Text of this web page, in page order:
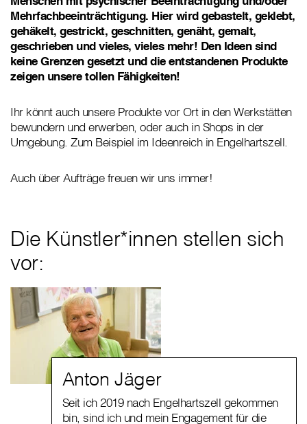
Mehrfachbeeinträchtigung. Hier wird gebastelt, geklebt,
gehäkelt, gestrickt, geschnitten, genäht, gemalt,
geschrieben und vieles, vieles mehr! Den Ideen sind
keine Grenzen gesetzt und die entstandenen Produkte
zeigen unsere tollen Fähigkeiten!
Ihr könnt auch unsere Produkte vor Ort in den Werkstätten
bewundern und erwerben, oder auch in Shops in der
Umgebung. Zum Beispiel im Ideenreich in Engelhartszell.
Auch über Aufträge freuen wir uns immer!
Die Künstler*innen stellen sich
vor:
Anton Jäger
Seit ich 2019 nach Engelhartszell gekommen
bin, sind ich und mein Engagement für die